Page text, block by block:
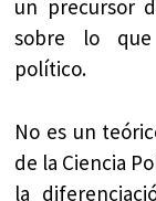
un precursor
sobre lo que
político.
No es un
de la Ciencia
la